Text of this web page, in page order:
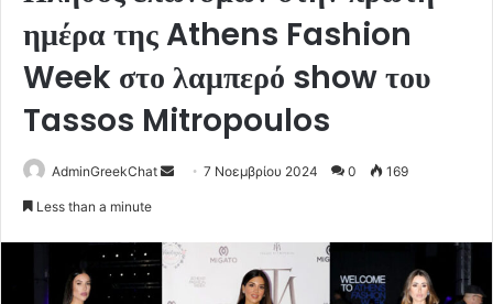
ημέρα της Athens Fashion
Week στο λαμπερό show του
Tassos Mitropoulos
AdminGreekChat
Send7 Νοεμβρίου 2024 0 169
Less than a minute